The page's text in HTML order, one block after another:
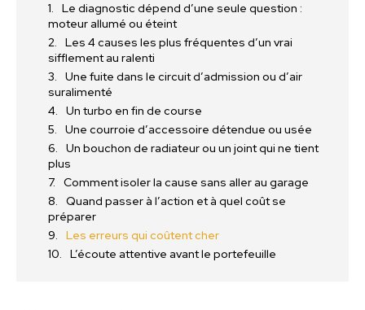
Le diagnostic dépend d’une seule question :
moteur allumé ou éteint
Les 4 causes les plus fréquentes d’un vrai
sifflement au ralenti
Une fuite dans le circuit d’admission ou d’air
suralimenté
Un turbo en fin de course
Une courroie d’accessoire détendue ou usée
Un bouchon de radiateur ou un joint qui ne tient
plus
Comment isoler la cause sans aller au garage
Quand passer à l’action et à quel coût se
préparer
Les erreurs qui coûtent cher
L’écoute attentive avant le portefeuille